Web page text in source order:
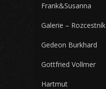
Frank&Susanna
Galerie – Rozcestník
Gedeon Burkhard
Gottfried Vollmer
Hartmut